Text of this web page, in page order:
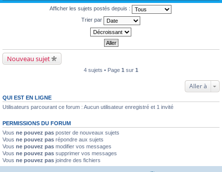
Afficher les sujets postés depuis :
Trier par
Nouveau sujet
4 sujets • Page 1 sur 1
Aller à
QUI EST EN LIGNE
Utilisateurs parcourant ce forum : Aucun utilisateur enregistré et 1 invité
PERMISSIONS DU FORUM
Vous ne pouvez pas poster de nouveaux sujets
Vous ne pouvez pas répondre aux sujets
Vous ne pouvez pas modifier vos messages
Vous ne pouvez pas supprimer vos messages
Vous ne pouvez pas joindre des fichiers